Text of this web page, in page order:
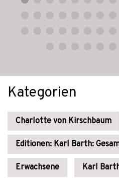
Kategorien
Charlotte von Kirschbaum
Editionen: Karl Barth:
Erwachsene Karl